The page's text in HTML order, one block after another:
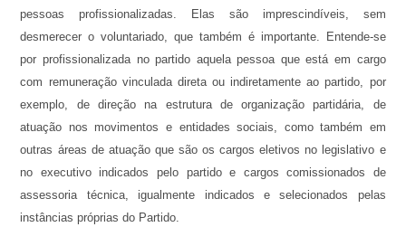
pessoas profissionalizadas. Elas são imprescindíveis, sem
desmerecer o voluntariado, que também é importante. Entende-se
por profissionalizada no partido aquela pessoa que está em cargo
com remuneração vinculada direta ou indiretamente ao partido, por
exemplo, de direção na estrutura de organização partidária, de
atuação nos movimentos e entidades sociais, como também em
outras áreas de atuação que são os cargos eletivos no legislativo e
no executivo indicados pelo partido e cargos comissionados de
assessoria técnica, igualmente indicados e selecionados pelas
instâncias próprias do Partido.